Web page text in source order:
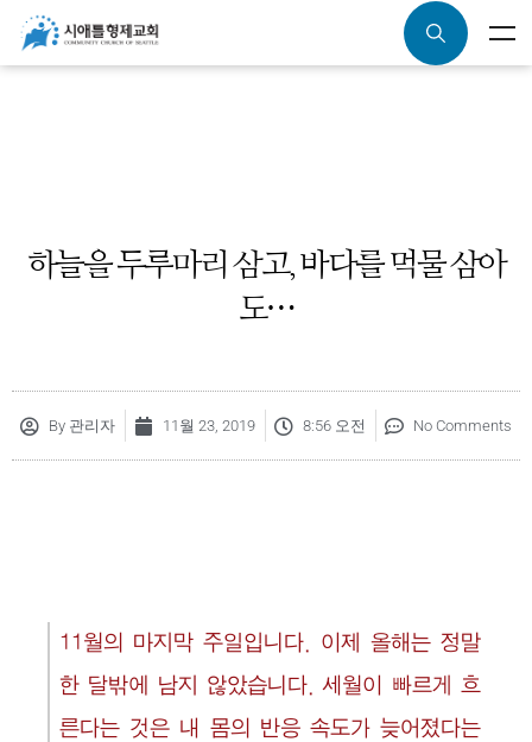
하늘을 두루마리 삼고, 바다를 먹물 삼아
도…
By 관리자 11월 23, 2019 8:56 오전 No Comments
11월의 마지막 주일입니다. 이제 올해는 정말
한 달밖에 남지 않았습니다. 세월이 빠르게 흐
른다는 것은 내 몸의 반응 속도가 늦어졌다는